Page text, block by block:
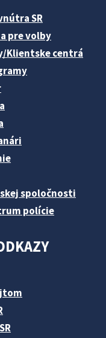
SR
pre volby
Klientske centrá
spoločnosti
polície